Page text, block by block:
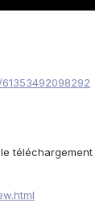
téléchargement